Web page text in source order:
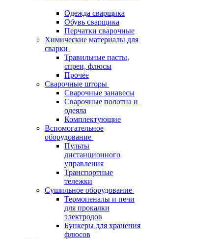
Одежда сварщика
Обувь сварщика
Перчатки сварочные
Химические материалы для
сварки
Травильные пасты,
спреи, флюсы
Прочее
Сварочные шторы
Сварочные занавесы
Сварочные полотна и
одеяла
Комплектующие
Вспомогательное
оборудование
Пульты
дистанционного
управления
Транспортные
тележки
Сушильное оборудование
Термопеналы и печи
для прокалки
электродов
Бункеры для хранения
флюсов